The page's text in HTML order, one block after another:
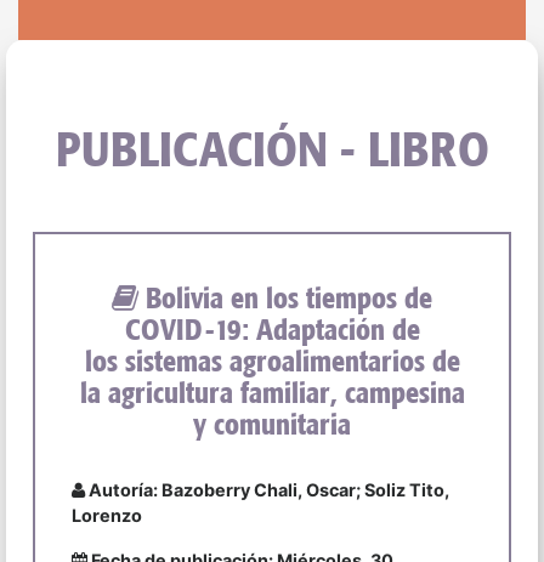
PUBLICACIÓN - LIBRO
Bolivia en los tiempos de
COVID-19: Adaptación de
los sistemas agroalimentarios de
la agricultura familiar, campesina
y comunitaria
Autoría: Bazoberry Chali, Oscar; Soliz Tito,
Lorenzo